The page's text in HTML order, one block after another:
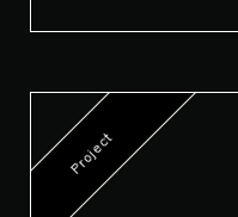
Project